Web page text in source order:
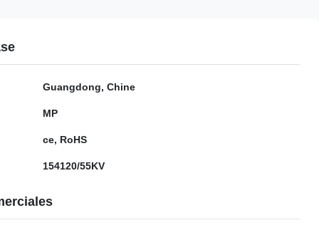
Guangdong, Chine
MP
ce, RoHS
154120/55KV